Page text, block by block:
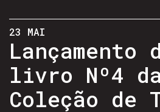
23 MAI
Lançamento
livro Nº4
Coleção de